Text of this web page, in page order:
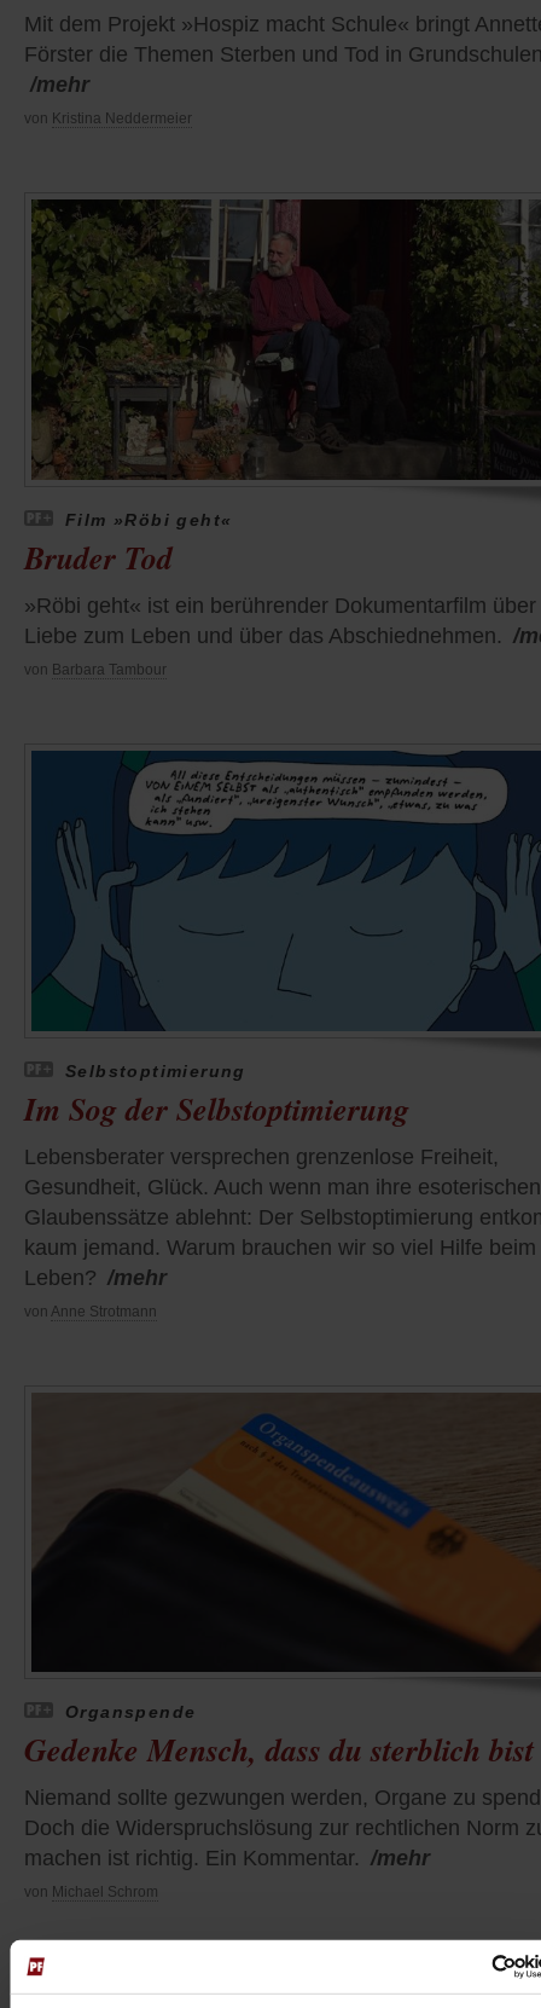
Mit dem Projekt »Hospiz macht Schule« bringt
Förster die Themen Sterben und Tod in
/mehr
von Kristina Neddermeier
Film »Röbi geht«
Bruder Tod
»Röbi geht« ist ein berührender Dokumentarfilm über
Liebe zum Leben und über das Abschiednehmen. /
von Barbara Tambour
Selbstoptimierung
Im Sog der Selbstoptimierung
Lebensberater versprechen grenzenlose Freiheit,
Gesundheit, Glück. Auch wenn man ihre esoterischen
Glaubenssätze ablehnt: Der Selbstoptimierung
kaum jemand. Warum brauchen wir so viel Hilfe beim
Leben? /mehr
von Anne Strotmann
Organspende
Gedenke Mensch, dass du sterblich bist
Niemand sollte gezwungen werden, Organe zu
Doch die Widerspruchslösung zur rechtlichen Norm
machen ist richtig. Ein Kommentar. /mehr
von Michael Schrom